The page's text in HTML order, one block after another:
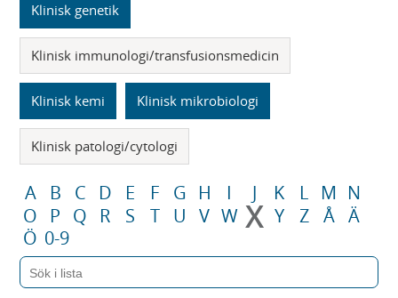
Klinisk genetik
Klinisk immunologi/transfusionsmedicin
Klinisk kemi Klinisk mikrobiologi
Klinisk patologi/cytologi
A B C D E F G H I J K L M N
O
P Q R S T U V W X Y Z Å Ä
Ö 0-9